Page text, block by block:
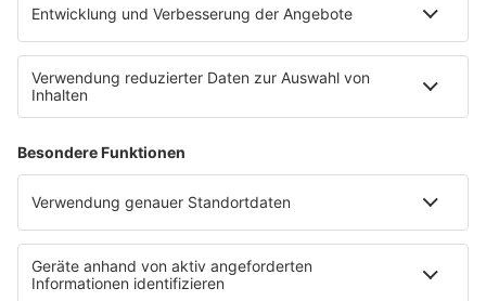
Impressum
Datenschutz Facebook & Instagram
Datenschutzeinstellungen
Clubbedingungen
Werbung schalten
Waffel-Werbepartner
80s80s.de
90s90s.de
Schlagerplanetradio.com
1deutsch.de